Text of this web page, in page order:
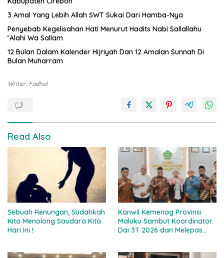
3 Amal Yang Lebih Allah SWT Sukai Dari Hamba-Nya
Penyebab Kegelisahan Hati Menurut Hadits Nabi Sallallahu
‘Alahi Wa Sallam
12 Bulan Dalam Kalender Hijriyah Dan 12 Amalan Sunnah Di
Bulan Muharram
Writer: Fadhol
Read Also
Sebuah Renungan, Sudahkah
Kita Menolong Saudara Kita
Hari Ini !
Kanwil Kemenag Provinsi
Maluku Sambut Koordinator
Dai 3T 2026 dan Melepas